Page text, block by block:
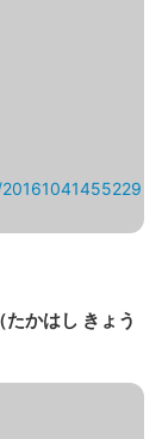
かはし きょう